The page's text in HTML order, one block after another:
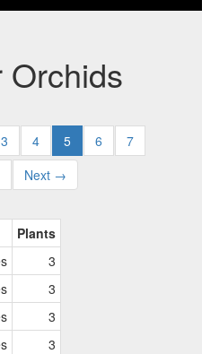
Orchids
3 4 5 6
7
Next →
Plants
3
3
3
3